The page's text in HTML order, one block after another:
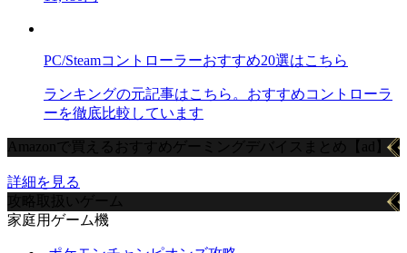
PC/Steamコントローラーおすすめ20選はこちら
ランキングの元記事はこちら。おすすめコントローラ
ーを徹底比較しています
Amazonで買えるおすすめゲーミングデバイスまとめ【ad】
詳細を見る
攻略取扱いゲーム
家庭用ゲーム機